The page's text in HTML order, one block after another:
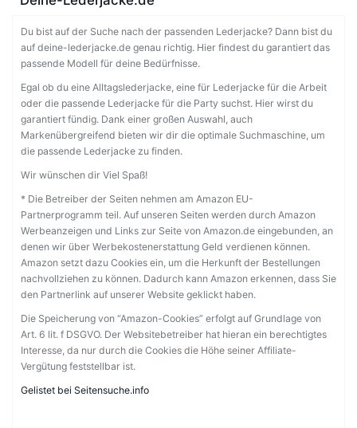
Du bist auf der Suche nach der passenden Lederjacke? Dann bist du
auf deine-lederjacke.de genau richtig. Hier findest du garantiert das
passende Modell für deine Bedürfnisse.
Egal ob du eine Alltagslederjacke, eine für Lederjacke für die Arbeit
oder die passende Lederjacke für die Party suchst. Hier wirst du
garantiert fündig. Dank einer großen Auswahl, auch
Markenübergreifend bieten wir dir die optimale Suchmaschine, um
die passende Lederjacke zu finden.
Wir wünschen dir Viel Spaß!
* Die Betreiber der Seiten nehmen am Amazon EU-
Partnerprogramm teil. Auf unseren Seiten werden durch Amazon
Werbeanzeigen und Links zur Seite von Amazon.de eingebunden, an
denen wir über Werbekostenerstattung Geld verdienen können.
Amazon setzt dazu Cookies ein, um die Herkunft der Bestellungen
nachvollziehen zu können. Dadurch kann Amazon erkennen, dass Sie
den Partnerlink auf unserer Website geklickt haben.
Die Speicherung von “Amazon-Cookies” erfolgt auf Grundlage von
Art. 6 lit. f DSGVO. Der Websitebetreiber hat hieran ein berechtigtes
Interesse, da nur durch die Cookies die Höhe seiner Affiliate-
Vergütung feststellbar ist.
Gelistet bei Seitensuche.info